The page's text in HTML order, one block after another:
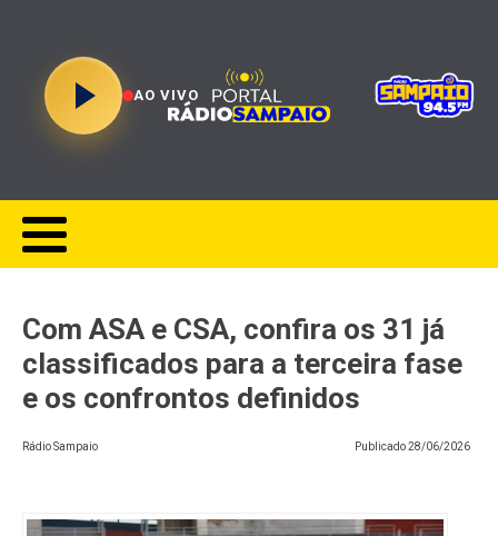
AO VIVO
Com ASA e CSA, confira os 31 já
classificados para a terceira fase
e os confrontos definidos
Rádio Sampaio Publicado28/06/2026